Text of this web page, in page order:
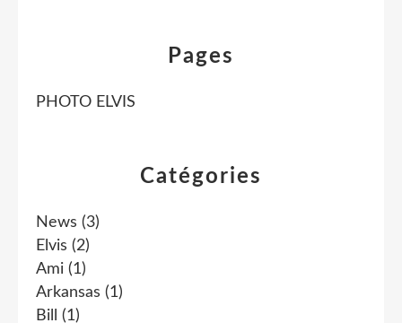
Catégories
News (3)
Elvis (2)
Ami (1)
Arkansas (1)
Bill
(1)
Pages
PHOTO ELVIS